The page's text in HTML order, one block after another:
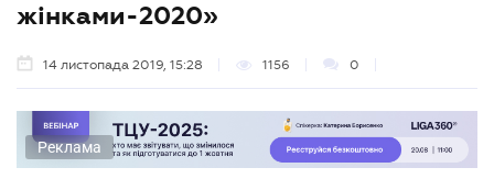
жінками-2020»
14 листопада 2019, 15:28 1156 0
Реклама